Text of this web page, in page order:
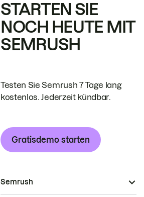
STARTEN SIE
NOCH HEUTE MIT
SEMRUSH
Testen Sie Semrush 7 Tage lang
kostenlos. Jederzeit kündbar.
Gratisdemo starten
Semrush